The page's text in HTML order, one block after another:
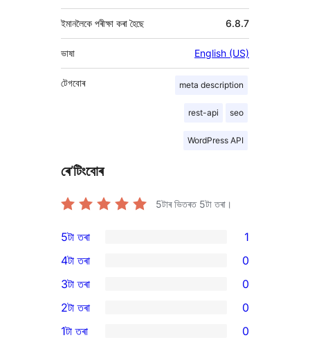
ইমানলৈকে পৰীক্ষা কৰা হৈছে 6.8.7
ভাষা English (US)
meta description
rest-api seo
WordPress API
টেগবোৰ
ৰে’টিংবোৰ
5টাৰ ভিতৰত 5টা তৰা।
1
5-
star
review
5টা তৰা 1
4-
star
reviews
4টা তৰা 0
0
3-
star
3টা তৰা 0
2-
2টা তৰা 0
1টা তৰা 0